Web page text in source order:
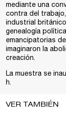
mediante una
contra del
industrial
genealogía
emancipatorias
imaginaron la
creación.
La muestra se
h.
VER TAMBIÉN